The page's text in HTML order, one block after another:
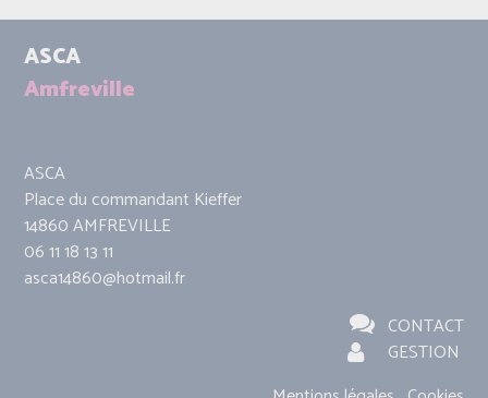
ASCA
Amfreville
ASCA
Place du commandant Kieffer
14860 AMFREVILLE
06 11 18 13 11
asca14860@hotmail.fr
CONTACT
GESTION